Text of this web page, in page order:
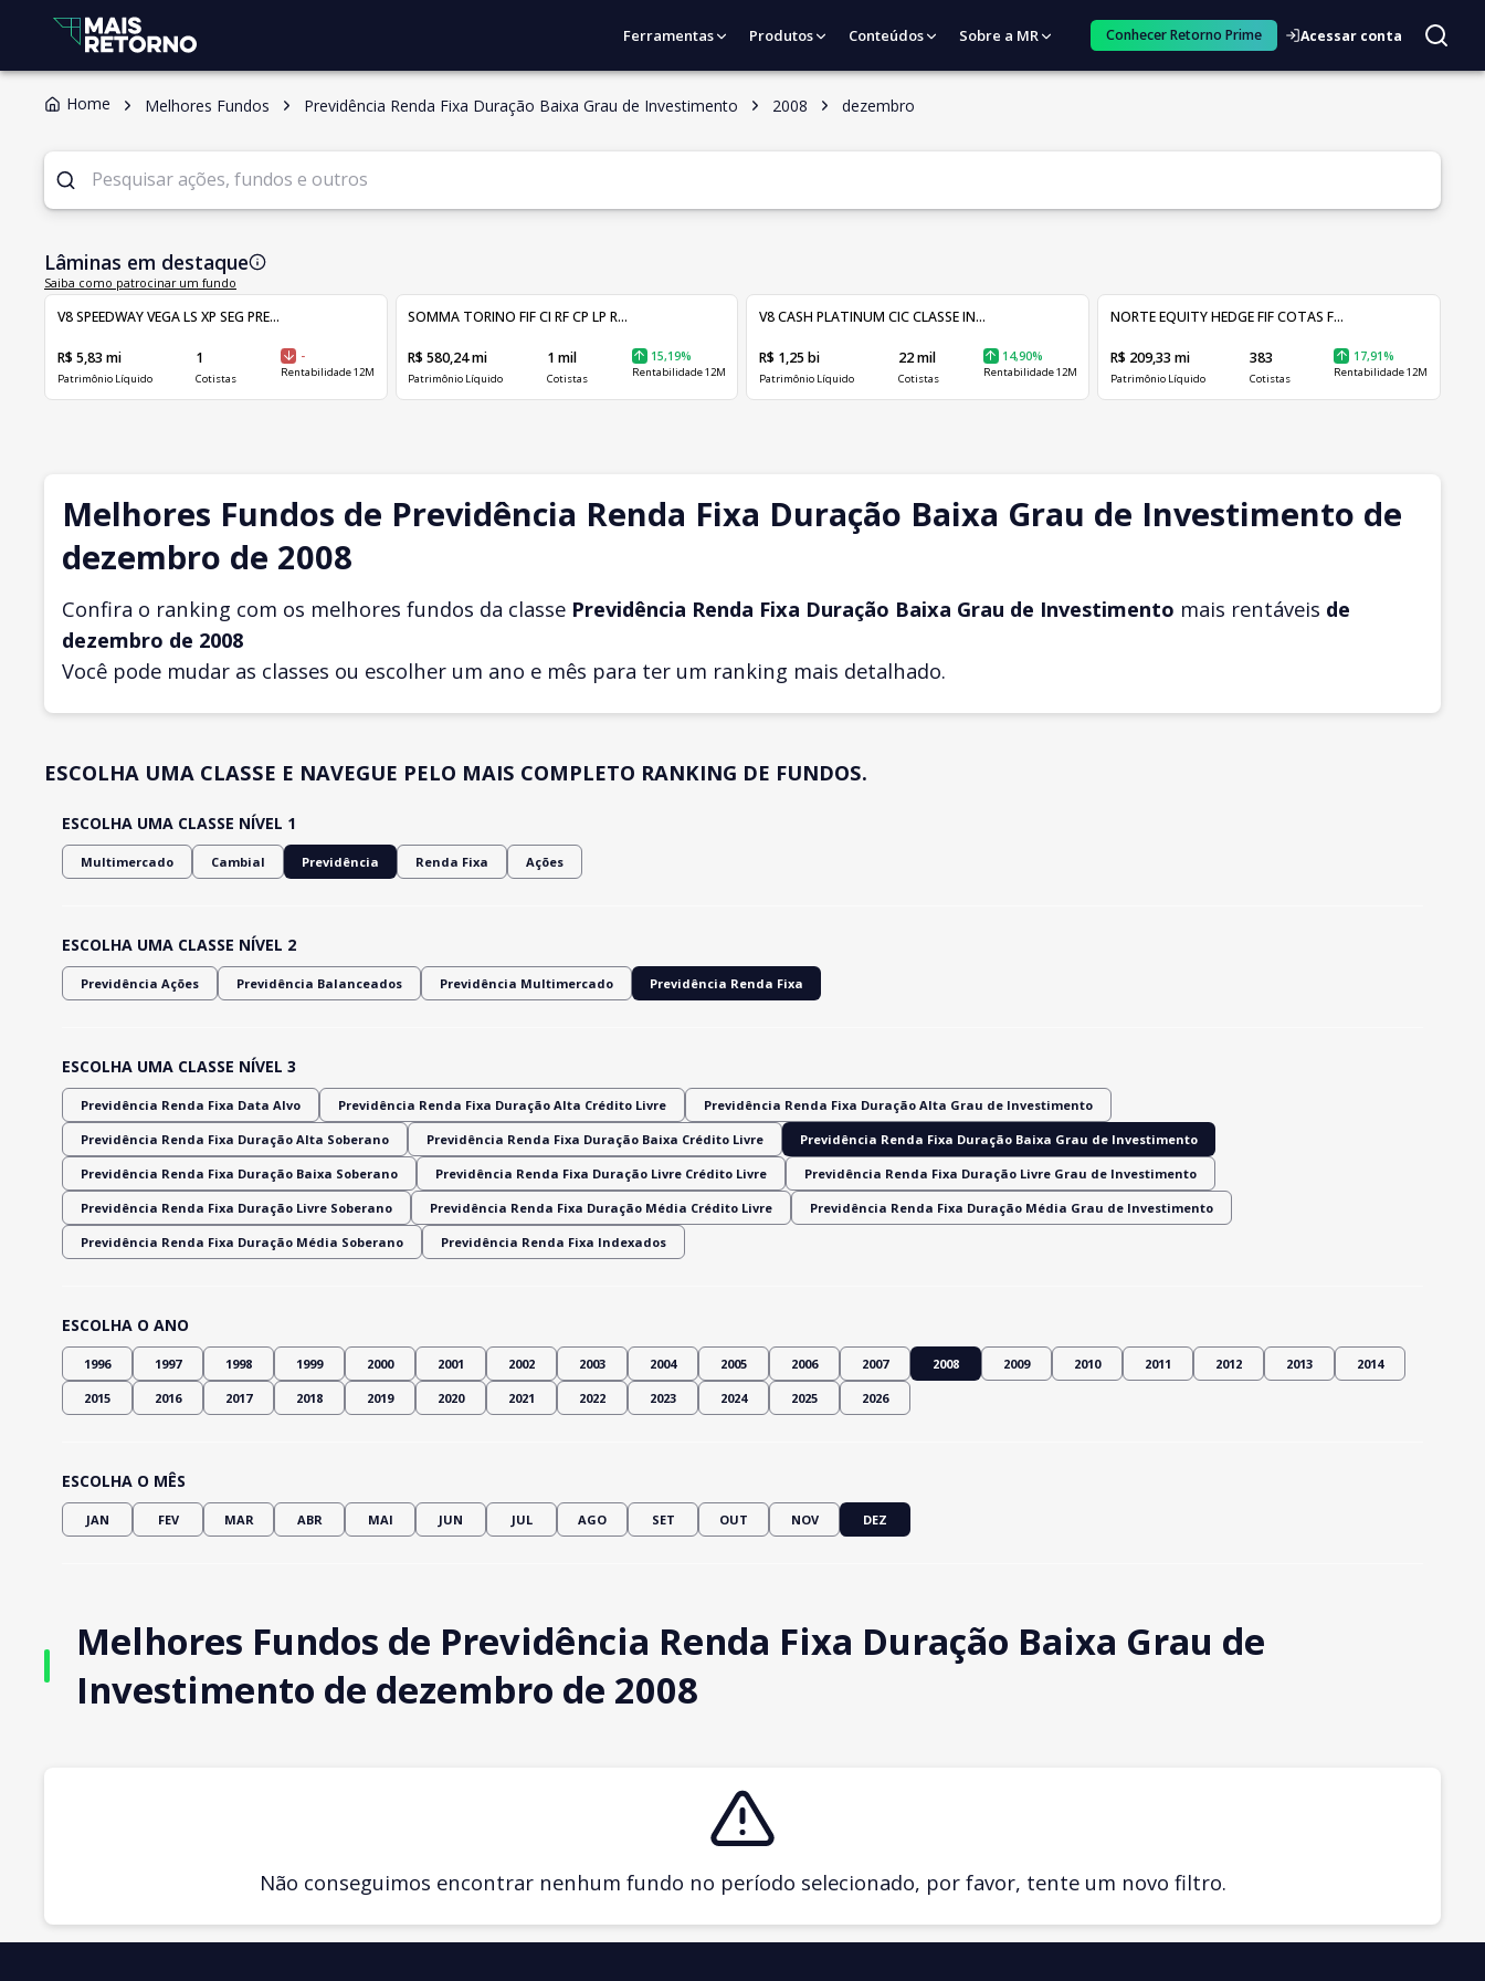
Ferramentas Produtos Conteúdos Sobre a MR Conhecer Retorno Prime Acessar conta
Home Melhores Fundos Previdência Renda Fixa Duração Baixa Grau de Investimento 2008 dezembro
Lâminas em destaque
Saiba como patrocinar um fundo
V8 SPEEDWAY VEGA LS XP SEG PRE...
R$ 5,83 mi
Patrimônio Líquido
1
Cotistas
-
Rentabilidade 12M
SOMMA TORINO FIF CI RF CP LP R...
R$ 580,24 mi
Patrimônio Líquido
1 mil
Cotistas
15,19%
Rentabilidade 12M
V8 CASH PLATINUM CIC CLASSE IN...
R$ 1,25 bi
Patrimônio Líquido
22 mil
Cotistas
14,90%
Rentabilidade 12M
NORTE EQUITY HEDGE FIF COTAS F...
R$ 209,33 mi
Patrimônio Líquido
383
Cotistas
17,91%
Rentabilidade 12M
Melhores Fundos de Previdência Renda Fixa Duração Baixa Grau de Investimento de
dezembro de 2008
Confira o ranking com os melhores fundos da classe Previdência Renda Fixa Duração Baixa Grau de Investimento mais rentáveis de
dezembro de 2008
Você pode mudar as classes ou escolher um ano e mês para ter um ranking mais detalhado.
ESCOLHA UMA CLASSE E NAVEGUE PELO MAIS COMPLETO RANKING DE FUNDOS.
ESCOLHA UMA CLASSE NÍVEL 1
Multimercado Cambial Previdência Renda Fixa Ações
ESCOLHA UMA CLASSE NÍVEL 2
Previdência Ações Previdência Balanceados Previdência Multimercado Previdência Renda Fixa
ESCOLHA UMA CLASSE NÍVEL 3
Previdência Renda Fixa Data Alvo Previdência Renda Fixa Duração Alta Crédito Livre Previdência Renda Fixa Duração Alta Grau de Investimento
Previdência Renda Fixa Duração Alta Soberano Previdência Renda Fixa Duração Baixa Crédito Livre Previdência Renda Fixa Duração Baixa Grau de Investimento
Previdência Renda Fixa Duração Baixa Soberano Previdência Renda Fixa Duração Livre Crédito Livre Previdência Renda Fixa Duração Livre Grau de Investimento
Previdência Renda Fixa Duração Livre Soberano Previdência Renda Fixa Duração Média Crédito Livre Previdência Renda Fixa Duração Média Grau de Investimento
Previdência Renda Fixa Duração Média Soberano Previdência Renda Fixa Indexados
ESCOLHA O ANO
1996 1997 1998 1999 2000 2001 2002 2003 2004 2005 2006 2007 2008 2009 2010 2011 2012 2013 2014
2015 2016 2017 2018 2019 2020 2021 2022 2023 2024 2025 2026
ESCOLHA O MÊS
JAN FEV MAR ABR MAI JUN JUL AGO SET OUT NOV DEZ
Melhores Fundos de Previdência Renda Fixa Duração Baixa Grau de
Investimento de dezembro de 2008
Não conseguimos encontrar nenhum fundo no período selecionado, por favor, tente um novo filtro.